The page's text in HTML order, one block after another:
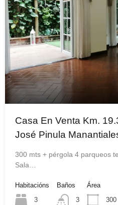
Casa En Venta Km.
José Pinula
300 mts + pérgola 4 parqueos
Sala…
Habitacións
3
Baños
3
Área
300